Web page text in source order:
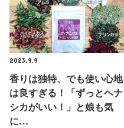
2023.9.9
香りは独特、でも使い心地
は良すぎる！「ずっとヘナ
シカがいい！」と娘も気
に…